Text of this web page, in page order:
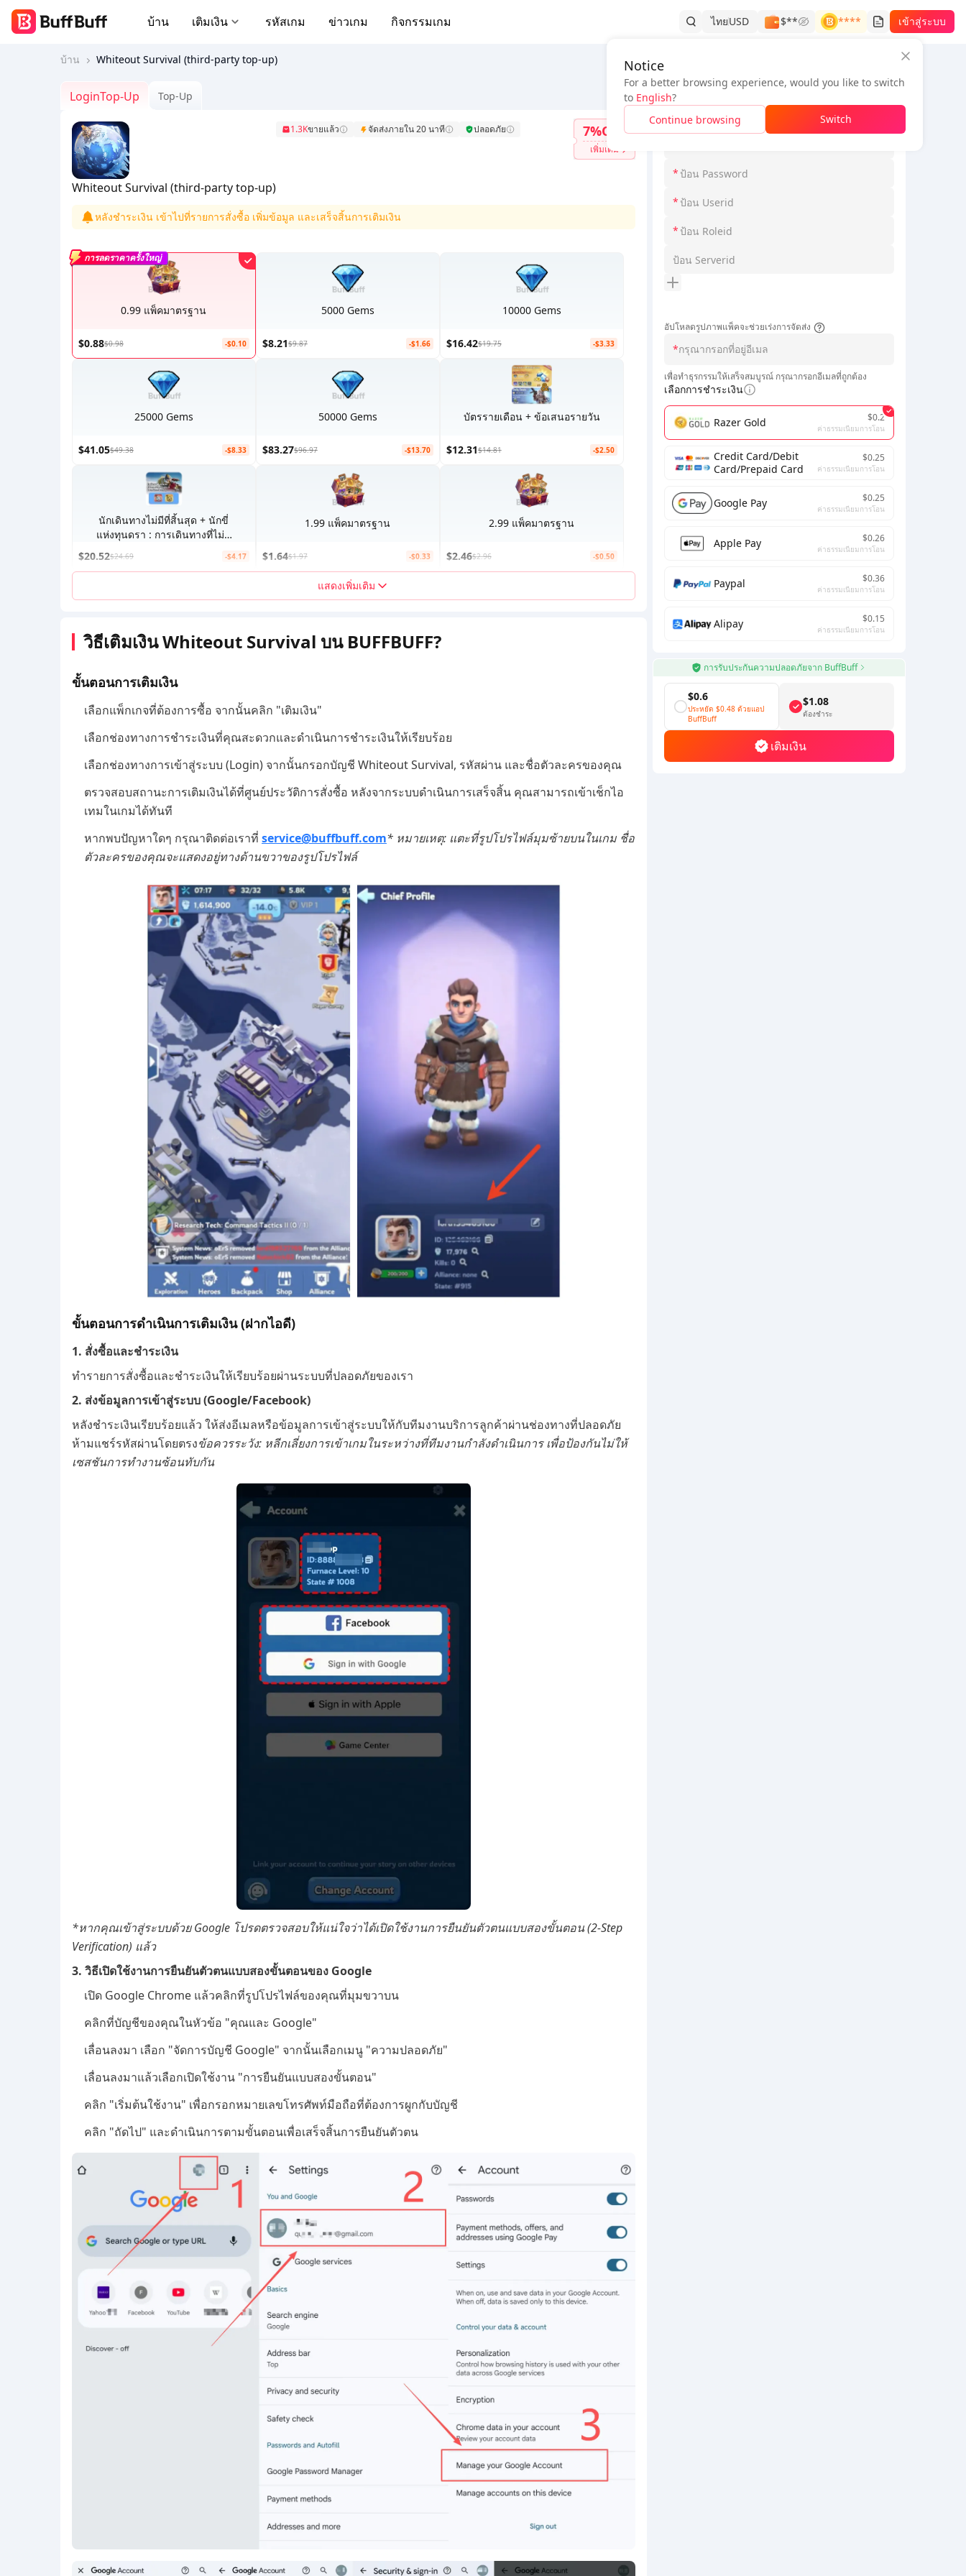
บ้าน เติมเงิน รหัสเกม ข่าวเกม กิจกรรมเกม ไทยUSD $** **** เข้าสู่ระบบ
บ้าน Whiteout Survival (third-party top-up)
ข้อมูลคำสั่งซื้อ
*เลือก Loginmodel
*
*
*
อัปโหลดรูปภาพแพ็คจะช่วยเร่งการจัดส่ง
*
เพื่อทำธุรกรรมให้เสร็จสมบูรณ์ กรุณากรอกอีเมลที่ถูกต้อง
เลือกการชำระเงิน
Razer Gold $0.2
ค่าธรรมเนียมการโอน
Credit Card/Debit
Card/Prepaid Card
$0.25
ค่าธรรมเนียมการโอน
Google Pay $0.25
ค่าธรรมเนียมการโอน
Apple Pay $0.26
ค่าธรรมเนียมการโอน
Paypal $0.36
ค่าธรรมเนียมการโอน
Alipay $0.15
ค่าธรรมเนียมการโอน
การรับประกันความปลอดภัยจาก BuffBuff
$0.6
ประหยัด $0.48 ด้วยแอป
BuffBuff
$1.08
ต้องชำระ
เติมเงิน
LoginTop-Up Top-Up
Whiteout Survival (third-party top-up)
1.3Kขายแล้ว จัดส่งภายใน 20 นาที ปลอดภัย 7%OFF
เพิ่มเติม
หลังชำระเงิน เข้าไปที่รายการสั่งซื้อ เพิ่มข้อมูล และเสร็จสิ้นการเติมเงิน
0.99 แพ็คมาตรฐาน
$0.88$0.98 -$0.10
การลดราคาครั้งใหญ่
5000 Gems
$8.21$9.87 -$1.66
10000 Gems
$16.42$19.75 -$3.33
25000 Gems
$41.05$49.38 -$8.33
50000 Gems
$83.27$96.97 -$13.70
บัตรรายเดือน + ข้อเสนอรายวัน
$12.31$14.81 -$2.50
นักเดินทางไม่มีที่สิ้นสุด + นักขี่
แห่งทุนดรา : การเดินทางที่ไม่มี
$20.52$24.69 -$4.17
1.99 แพ็คมาตรฐาน
$1.64$1.97 -$0.33
2.99 แพ็คมาตรฐาน
$2.46$2.96 -$0.50
แสดงเพิ่มเติม
วิธีเติมเงิน Whiteout Survival บน BUFFBUFF?
ขั้นตอนการเติมเงิน
เลือกแพ็กเกจที่ต้องการซื้อ จากนั้นคลิก "เติมเงิน"
เลือกช่องทางการชำระเงินที่คุณสะดวกและดำเนินการชำระเงินให้เรียบร้อย
เลือกช่องทางการเข้าสู่ระบบ (Login) จากนั้นกรอกบัญชี Whiteout Survival, รหัสผ่าน และชื่อตัวละครของคุณ
ตรวจสอบสถานะการเติมเงินได้ที่ศูนย์ประวัติการสั่งซื้อ หลังจากระบบดำเนินการเสร็จสิ้น คุณสามารถเข้าเช็กไอ
เทมในเกมได้ทันที
หากพบปัญหาใดๆ กรุณาติดต่อเราที่ service@buffbuff.com* หมายเหตุ: แตะที่รูปโปรไฟล์มุมซ้ายบนในเกม ชื่อ
ตัวละครของคุณจะแสดงอยู่ทางด้านขวาของรูปโปรไฟล์
ขั้นตอนการดำเนินการเติมเงิน (ฝากไอดี)
1. สั่งซื้อและชำระเงิน
ทำรายการสั่งซื้อและชำระเงินให้เรียบร้อยผ่านระบบที่ปลอดภัยของเรา
2. ส่งข้อมูลการเข้าสู่ระบบ (Google/Facebook)
หลังชำระเงินเรียบร้อยแล้ว ให้ส่งอีเมลหรือข้อมูลการเข้าสู่ระบบให้กับทีมงานบริการลูกค้าผ่านช่องทางที่ปลอดภัย
ห้ามแชร์รหัสผ่านโดยตรงข้อควรระวัง: หลีกเลี่ยงการเข้าเกมในระหว่างที่ทีมงานกำลังดำเนินการ เพื่อป้องกันไม่ให้
เซสชันการทำงานซ้อนทับกัน
*หากคุณเข้าสู่ระบบด้วย Google โปรดตรวจสอบให้แน่ใจว่าได้เปิดใช้งานการยืนยันตัวตนแบบสองขั้นตอน (2-Step
Verification) แล้ว
3. วิธีเปิดใช้งานการยืนยันตัวตนแบบสองขั้นตอนของ Google
เปิด Google Chrome แล้วคลิกที่รูปโปรไฟล์ของคุณที่มุมขวาบน
คลิกที่บัญชีของคุณในหัวข้อ "คุณและ Google"
เลื่อนลงมา เลือก "จัดการบัญชี Google" จากนั้นเลือกเมนู "ความปลอดภัย"
เลื่อนลงมาแล้วเลือกเปิดใช้งาน "การยืนยันแบบสองขั้นตอน"
คลิก "เริ่มต้นใช้งาน" เพื่อกรอกหมายเลขโทรศัพท์มือถือที่ต้องการผูกกับบัญชี
คลิก "ถัดไป" และดำเนินการตามขั้นตอนเพื่อเสร็จสิ้นการยืนยันตัวตน
Notice
For a better browsing experience, would you like to switch
to English?
Continue browsing
Switch